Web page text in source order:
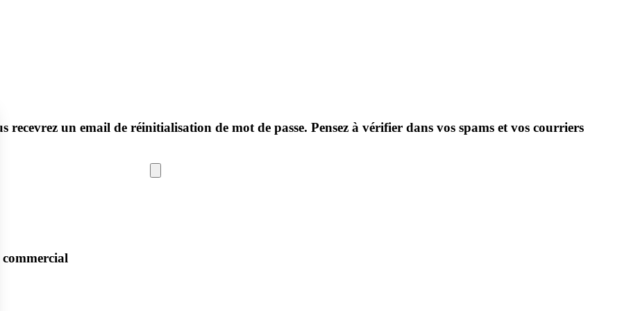
recevrez un email de réinitialisation de mot de passe. Pensez à vérifier dans vos spams et vos courriers